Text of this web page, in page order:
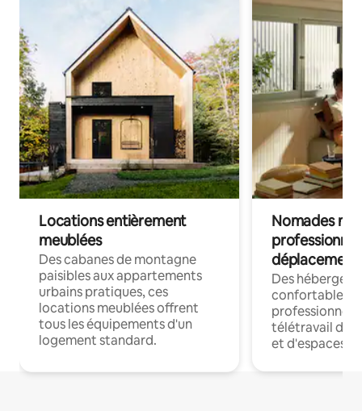
Locations entièrement
meublées
Des cabanes de montagne
paisibles aux appartements
urbains pratiques, ces
locations meublées offrent
tous les équipements d'un
logement standard.
Nomades
déplacement
Des
confortables
professionnels
télétravail
et d'espaces